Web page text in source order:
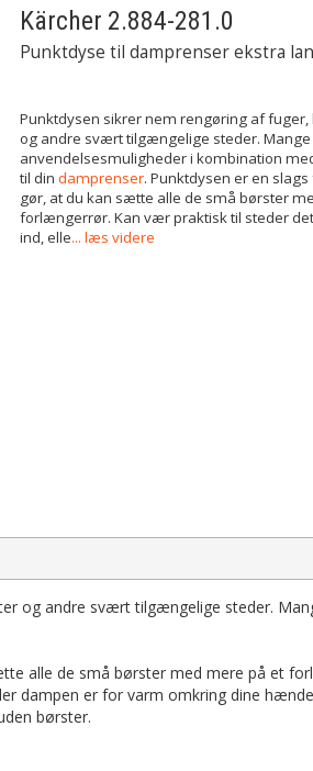
Kärcher 2.884-281.0
Punktdyse til damprenser ekstra
Punktdysen sikrer nem rengøring af
og andre svært tilgængelige steder. Mange
anvendelsesmuligheder i kombination
til din damprenser. Punktdysen er en
gør, at du kan sætte alle de små børster
forlængerrør. Kan vær praktisk til steder
ind, elle... læs videre
og andre svært tilgængelige steder.
alle de små børster med mere på et
dampen er for varm omkring dine
børster.